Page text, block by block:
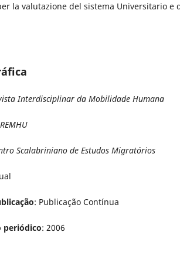
la valutazione del sistema Universitario e
Interdisciplinar da Mobilidade Humana
REMHU
Scalabriniano de Estudos Migratórios
: Publicação Contínua
periódico: 2006